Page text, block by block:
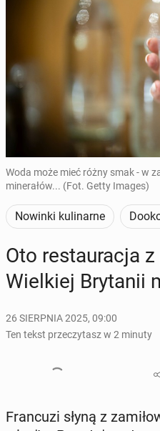
Woda może mieć różny smak - w
minerałów... (Fot. Getty Images)
Nowinki kulinarne
Oto re­stau­ra­cja
Wiel­kiej Bry­ta­nii
26 SIERPNIA 2025, 09:00
Ten tekst przeczytasz w 2 minuty
Fran­cu­zi słyną z